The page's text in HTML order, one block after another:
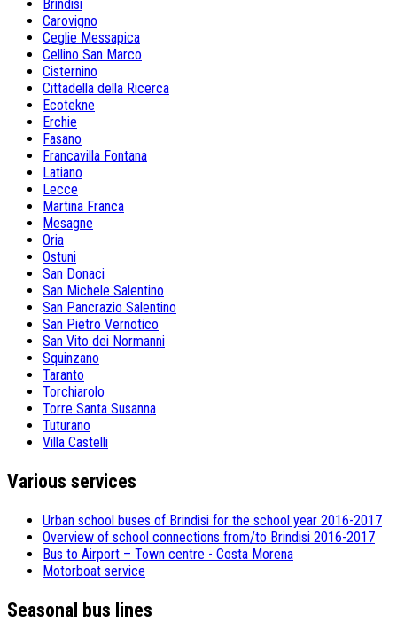
Brindisi
Carovigno
Ceglie Messapica
Cellino San Marco
Cisternino
Cittadella della Ricerca
Ecotekne
Erchie
Fasano
Francavilla Fontana
Latiano
Lecce
Martina Franca
Mesagne
Oria
Ostuni
San Donaci
San Michele Salentino
San Pancrazio Salentino
San Pietro Vernotico
San Vito dei Normanni
Squinzano
Taranto
Torchiarolo
Torre Santa Susanna
Tuturano
Villa Castelli
Various services
Urban school buses of Brindisi for the school year 2016-2017
Overview of school connections from/to Brindisi 2016-2017
Bus to Airport – Town centre - Costa Morena
Motorboat service
Seasonal bus lines